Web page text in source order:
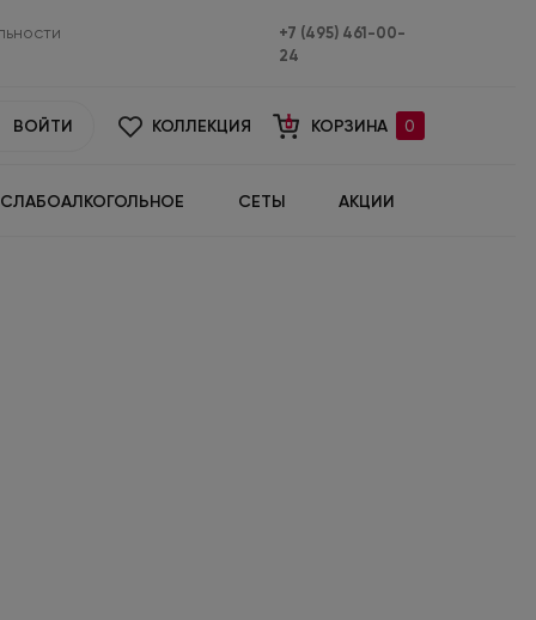
+7 (495) 461-00-
24
ВОЙТИ КОЛЛЕКЦИЯ КОРЗИНА 0
СЛАБОАЛКОГОЛЬНОЕ СЕТЫ АКЦИИ